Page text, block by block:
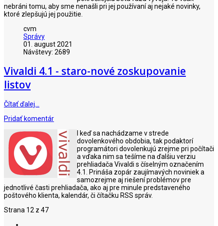
nebráni tomu, aby sme nenašli pri jej používaní aj nejaké novinky,
ktoré zlepšujú jej použitie.
cvm
Správy
01. august 2021
Návštevy: 2689
Vivaldi 4.1 - staro-nové zoskupovanie
listov
Čítať ďalej…
Pridať komentár
I keď sa nachádzame v strede
dovolenkového obdobia, tak podaktorí
programátori dovolenkujú zrejme pri počítači
a vďaka nim sa tešíme na ďalšiu verziu
prehliadača Vivaldi s číselným označením
4.1. Prináša zopár zaujímavých noviniek a
samozrejme aj riešení problémov pre
jednotlivé časti prehliadača, ako aj pre minule predstaveného
poštového klienta, kalendár, či čítačku RSS správ.
Strana 12 z 47